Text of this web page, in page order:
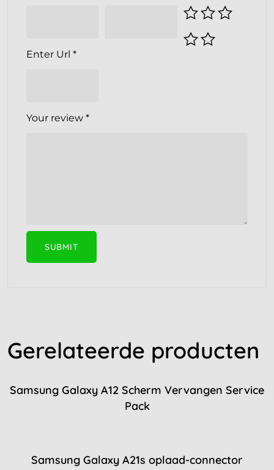
Enter Url *
Your review *
Gerelateerde producten
Samsung Galaxy A12 Scherm Vervangen Service
Pack
Samsung Galaxy A21s oplaad-connector